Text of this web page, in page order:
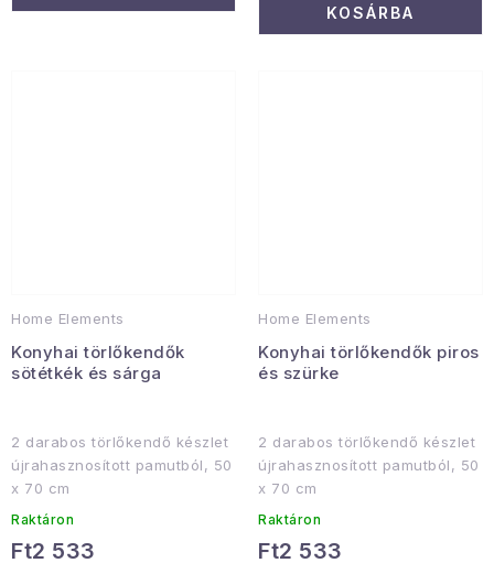
KOSÁRBA
Home Elements
Konyhai törlőkendők
sötétkék és sárga
2 darabos törlőkendő készlet
újrahasznosított pamutból, 50
x 70 cm
Raktáron
Ft2 533
Home Elements
Konyhai törlőkendők piros
és szürke
2 darabos törlőkendő készlet
újrahasznosított pamutból, 50
x 70 cm
Raktáron
Ft2 533